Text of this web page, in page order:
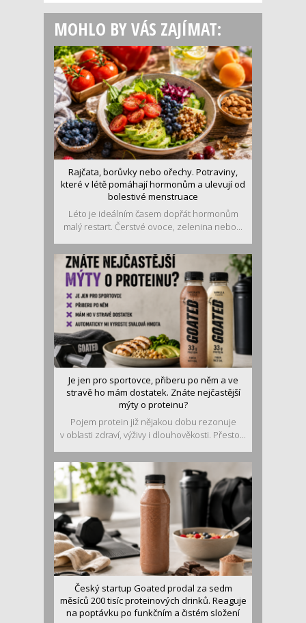
MOHLO BY VÁS ZAJÍMAT:
Rajčata, borůvky nebo ořechy. Potraviny,
které v létě pomáhají hormonům a ulevují od
bolestivé menstruace
Léto je ideálním časem dopřát hormonům
malý restart. Čerstvé ovoce, zelenina nebo...
Je jen pro sportovce, přiberu po něm a ve
stravě ho mám dostatek. Znáte nejčastější
mýty o proteinu?
Pojem protein již nějakou dobu rezonuje
v oblasti zdraví, výživy i dlouhověkosti. Přesto...
Český startup Goated prodal za sedm
měsíců 200 tisíc proteinových drinků. Reaguje
na poptávku po funkčním a čistém složení